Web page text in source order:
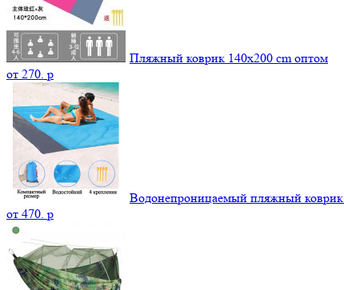
Пляжный коврик 140х200 cm оптом
от 270. p
Водонепроницаемый пляжный
от 470. p